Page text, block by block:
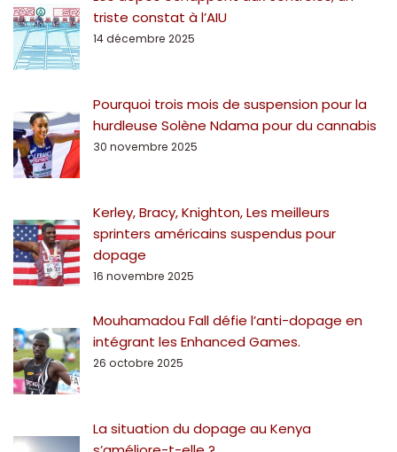
triste constat à l’AIU
14 décembre 2025
Pourquoi trois mois de suspension pour la
hurdleuse Solène Ndama pour du cannabis
30 novembre 2025
Kerley, Bracy, Knighton, Les meilleurs
sprinters américains suspendus pour
dopage
16 novembre 2025
Mouhamadou Fall défie l’anti-dopage en
intégrant les Enhanced Games.
26 octobre 2025
La situation du dopage au Kenya